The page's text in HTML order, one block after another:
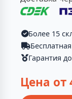
Более 15
Гарантия
Цена от